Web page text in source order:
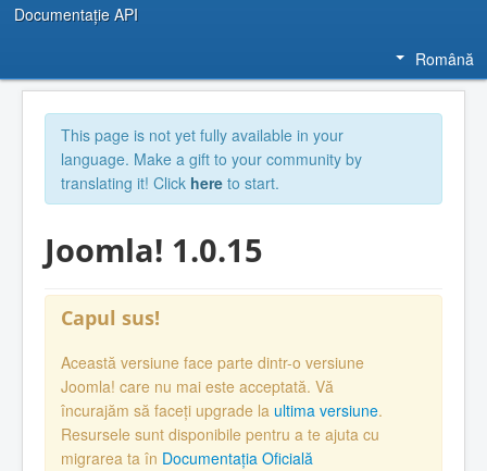
Documentaţie API
Română
This page is not yet fully available in your
language. Make a gift to your community by
translating it! Click here to start.
Joomla! 1.0.15
Capul sus!
Această versiune face parte dintr-o versiune
Joomla! care nu mai este acceptată. Vă
încurajăm să faceți upgrade la ultima versiune.
Resursele sunt disponibile pentru a te ajuta cu
migrarea ta în Documentația Oficială